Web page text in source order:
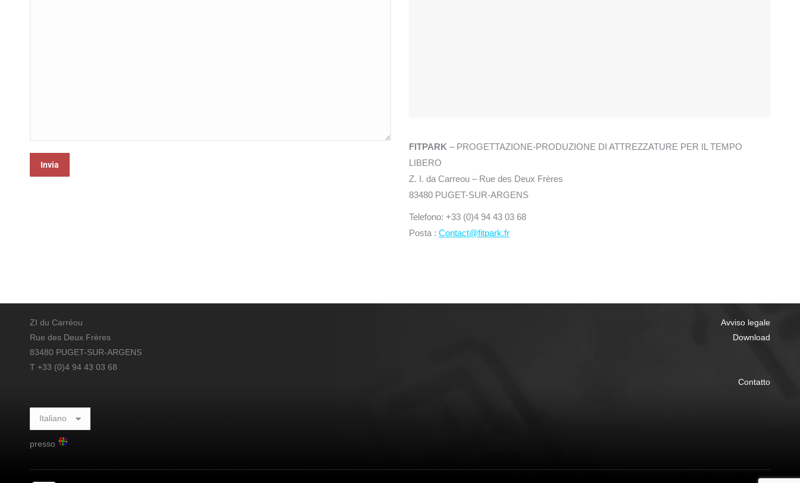
FITPARK – PROGETTAZIONE-PRODUZIONE DI ATTREZZATURE PER IL TEMPO
LIBERO
Z. I. da Carreou – Rue des Deux Frères
83480 PUGET-SUR-ARGENS
Telefono: +33 (0)4 94 43 03 68
Posta : Contact@fitpark.fr
ZI du Carréou
Rue des Deux Frères
83480 PUGET-SUR-ARGENS
T +33 (0)4 94 43 03 68
Avviso legale
Download
Contatto
presso